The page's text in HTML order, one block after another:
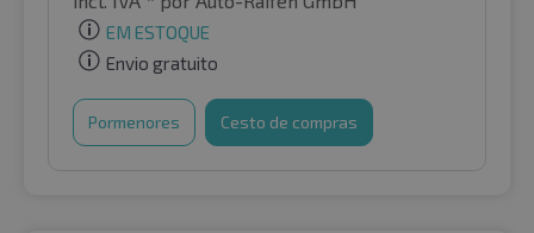
EM ESTOQUE
Envio gratuito
Pormenores Cesto de compras